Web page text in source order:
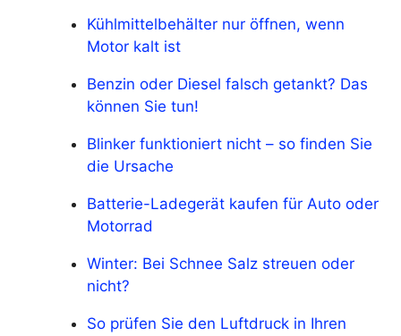
Kühlmittelbehälter nur öffnen, wenn
Motor kalt ist
Benzin oder Diesel falsch getankt? Das
können Sie tun!
Blinker funktioniert nicht – so finden Sie
die Ursache
Batterie-Ladegerät kaufen für Auto oder
Motorrad
Winter: Bei Schnee Salz streuen oder
nicht?
So prüfen Sie den Luftdruck in Ihren